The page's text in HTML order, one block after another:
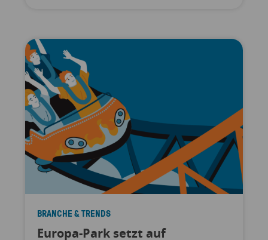
BRANCHE & TRENDS
Europa-Park setzt auf